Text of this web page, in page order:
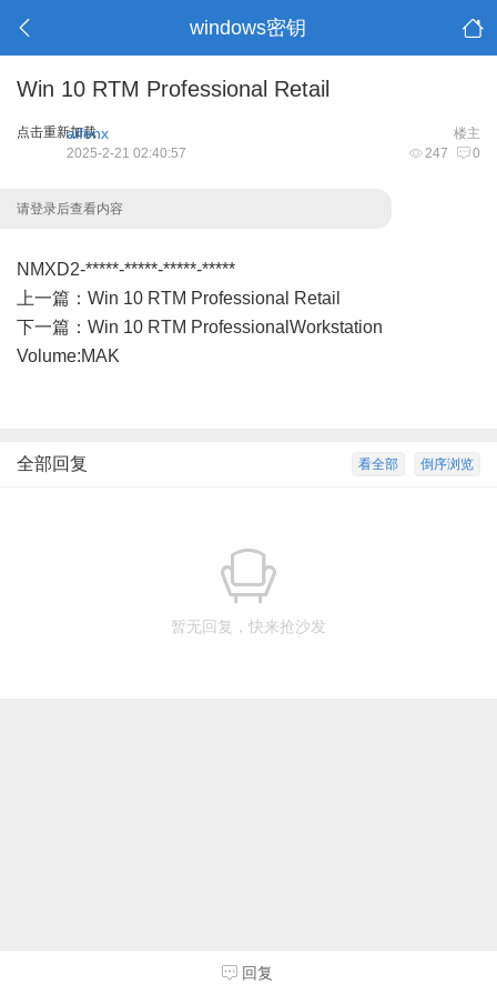
windows密钥
Win 10 RTM Professional Retail
点击重新加载 楼主
aifenx
247 0
2025-2-21 02:40:57
请登录后查看内容
NMXD2-*****-*****-*****-*****
上一篇： Win 10 RTM Professional Retail
下一篇： Win 10 RTM ProfessionalWorkstation
Volume:MAK
倒序浏览
看全部
全部回复
暂无回复，快来抢沙发
回复